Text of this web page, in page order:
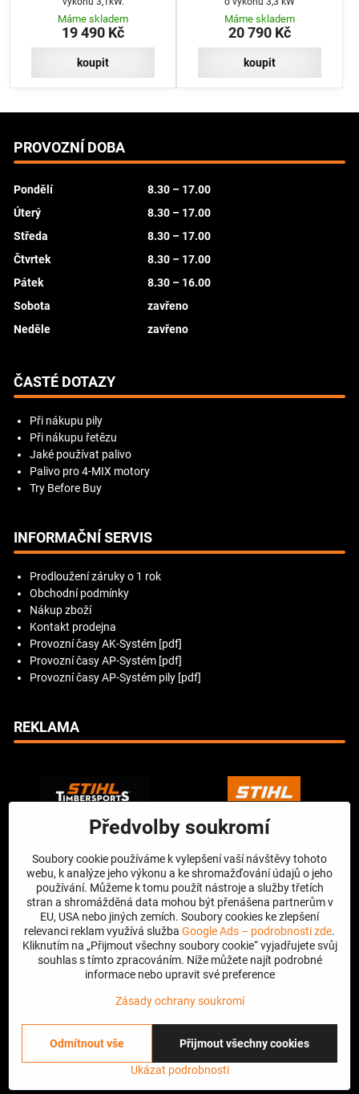
Máme skladem
19 490 Kč
koupit
Máme skladem
20 790 Kč
koupit
PROVOZNÍ DOBA
Pondělí
8.30 – 17.00
Úterý
8.30 – 17.00
Středa
8.30 – 17.00
Čtvrtek
8.30 – 17.00
Pátek
8.30 – 16.00
Sobota
zavřeno
Neděle
zavřeno
ČASTÉ DOTAZY
Při nákupu pily
Při nákupu řetězu
Jaké používat palivo
Palivo pro 4-MIX motory
Try Before Buy
INFORMAČNÍ SERVIS
Prodloužení záruky o 1 rok
Obchodní podmínky
Nákup zboží
Kontakt prodejna
Provozní časy AK-Systém [pdf]
Provozní časy AP-Systém [pdf]
Provozní časy AP-Systém pily [pdf]
REKLAMA
©2026CopyrightPředvolby soukromíZásady ochrany soukromí
Vytvořeno systémem:ByznysWeb.cz
Předvolby soukromí
Soubory cookie používáme k vylepšení vaší návštěvy tohoto
webu, k analýze jeho výkonu a ke shromažďování údajů o jeho
používání. Můžeme k tomu použít nástroje a služby třetích
stran a shromážděná data mohou být přenášena partnerům v
EU, USA nebo jiných zemích. Soubory cookies ke zlepšení
relevanci reklam využívá služba Google Ads – podrobnosti zde.
Kliknutím na „Přijmout všechny soubory cookie“ vyjadřujete svůj
souhlas s tímto zpracováním. Níže můžete najít podrobné
informace nebo upravit své preference
Zásady ochrany soukromí
Ukázat podrobnosti
Přijmout všechny cookies
Odmítnout vše